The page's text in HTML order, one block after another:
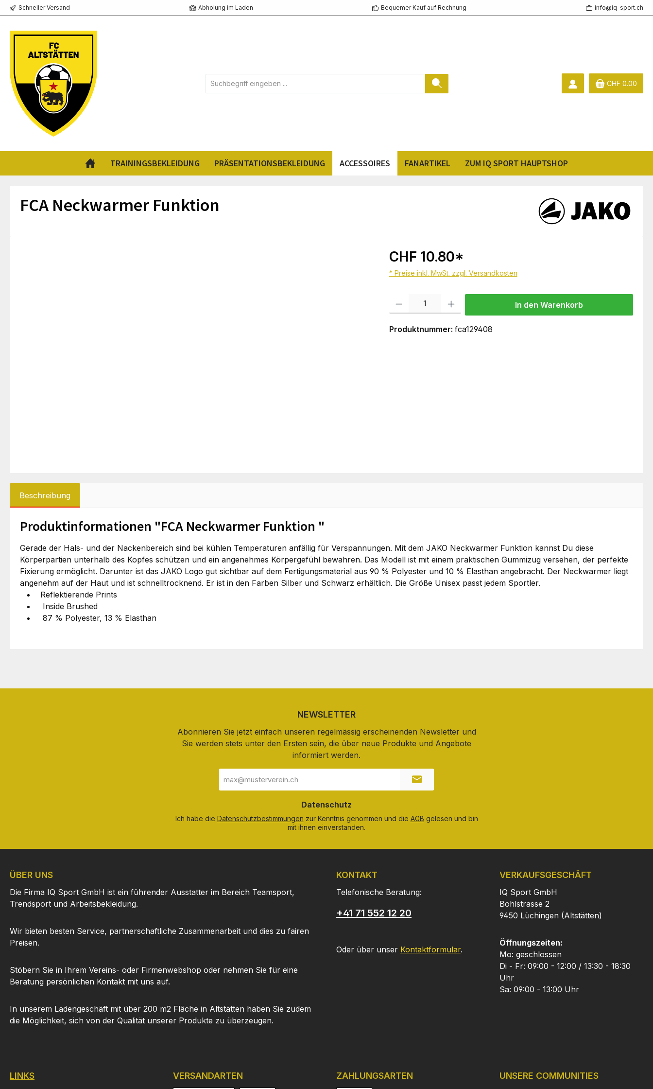
Zur Hauptnavigation springen
Schneller Versand Abholung im Laden Bequemer Kauf auf Rechnung info@iq-sport.ch
CHF 0.00
TRAININGSBEKLEIDUNG PRÄSENTATIONSBEKLEIDUNG ACCESSOIRES FANARTIKEL ZUM IQ SPORT HAUPTSHOP
FCA Neckwarmer Funktion
CHF 10.80*
* Preise inkl. MwSt. zzgl. Versandkosten
In den Warenkorb
Produktnummer: fca129408
Beschreibung
Produktinformationen "FCA Neckwarmer Funktion "
Gerade der Hals- und der Nackenbereich sind bei kühlen Temperaturen anfällig für Verspannungen. Mit dem JAKO Neckwarmer Funktion kannst Du diese
Körperpartien unterhalb des Kopfes schützen und ein angenehmes Körpergefühl bewahren. Das Modell ist mit einem praktischen Gummizug versehen, der perfekte
Fixierung ermöglicht. Darunter ist das JAKO Logo gut sichtbar auf dem Fertigungsmaterial aus 90 % Polyester und 10 % Elasthan angebracht. Der Neckwarmer liegt
angenehm auf der Haut und ist schnelltrocknend. Er ist in den Farben Silber und Schwarz erhältlich. Die Größe Unisex passt jedem Sportler.
Reflektierende Prints
Inside Brushed
87 % Polyester, 13 % Elasthan
NEWSLETTER
Abonnieren Sie jetzt einfach unseren regelmässig erscheinenden Newsletter und
Sie werden stets unter den Ersten sein, die über neue Produkte und Angebote
informiert werden.
Mail-
Adresse
Datenschutz
Ich habe die Datenschutzbestimmungen zur Kenntnis genommen und die AGB gelesen und bin
mit ihnen einverstanden.
ÜBER UNS
Die Firma IQ Sport GmbH ist ein führender Ausstatter im Bereich Teamsport,
Trendsport und Arbeitsbekleidung.
Wir bieten besten Service, partnerschaftliche Zusammenarbeit und dies zu fairen
Preisen.
Stöbern Sie in Ihrem Vereins- oder Firmenwebshop oder nehmen Sie für eine
Beratung persönlichen Kontakt mit uns auf.
In unserem Ladengeschäft mit über 200 m2 Fläche in Altstätten haben Sie zudem
die Möglichkeit, sich von der Qualität unserer Produkte zu überzeugen.
KONTAKT
Telefonische Beratung:
+41 71 552 12 20
Oder über unser Kontaktformular.
VERKAUFSGESCHÄFT
IQ Sport GmbH
Bohlstrasse 2
9450 Lüchingen (Altstätten)
Öffnungszeiten:
Mo: geschlossen
Di - Fr: 09:00 - 12:00 / 13:30 - 18:30
Uhr
Sa: 09:00 - 13:00 Uhr
LINKS VERSANDARTEN ZAHLUNGSARTEN UNSERE COMMUNITIES